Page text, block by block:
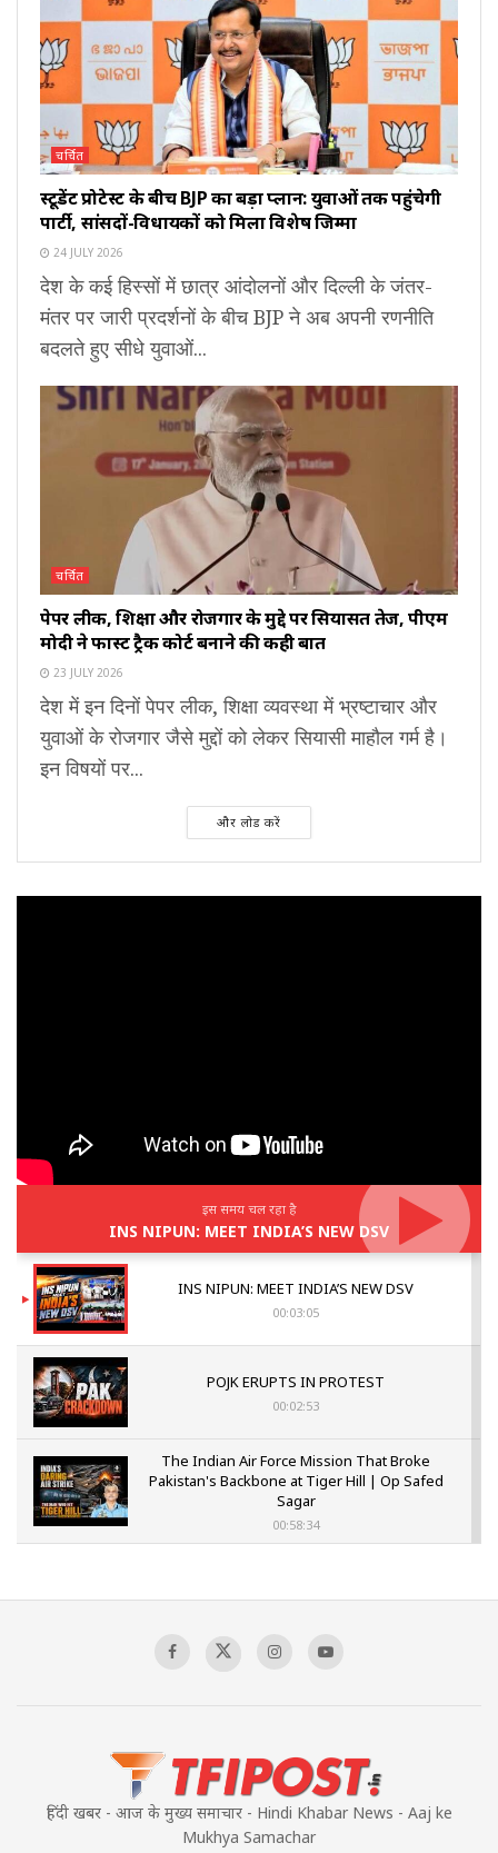
चर्चित
स्टूडेंट प्रोटेस्ट के बीच BJP का बड़ा प्लान: युवाओं तक पहुंचेगी
पार्टी, सांसदों-विधायकों को मिला विशेष जिम्मा
24 JULY 2026
देश के कई हिस्सों में छात्र आंदोलनों और दिल्ली के जंतर-
मंतर पर जारी प्रदर्शनों के बीच BJP ने अब अपनी रणनीति
बदलते हुए सीधे युवाओं...
चर्चित
पेपर लीक, शिक्षा और रोजगार के मुद्दे पर सियासत तेज, पीएम
मोदी ने फास्ट ट्रैक कोर्ट बनाने की कही बात
23 JULY 2026
देश में इन दिनों पेपर लीक, शिक्षा व्यवस्था में भ्रष्टाचार और
युवाओं के रोजगार जैसे मुद्दों को लेकर सियासी माहौल गर्म है।
इन विषयों पर...
और लोड करें
इस समय चल रहा है
INS NIPUN: MEET INDIA’S NEW DSV
INS NIPUN: MEET INDIA’S NEW DSV
00:03:05
POJK ERUPTS IN PROTEST
00:02:53
The Indian Air Force Mission That Broke
Pakistan's Backbone at Tiger Hill | Op Safed
Sagar
00:58:34
हिंदी खबर - आज के मुख्य समाचार - Hindi Khabar News - Aaj ke
Mukhya Samachar